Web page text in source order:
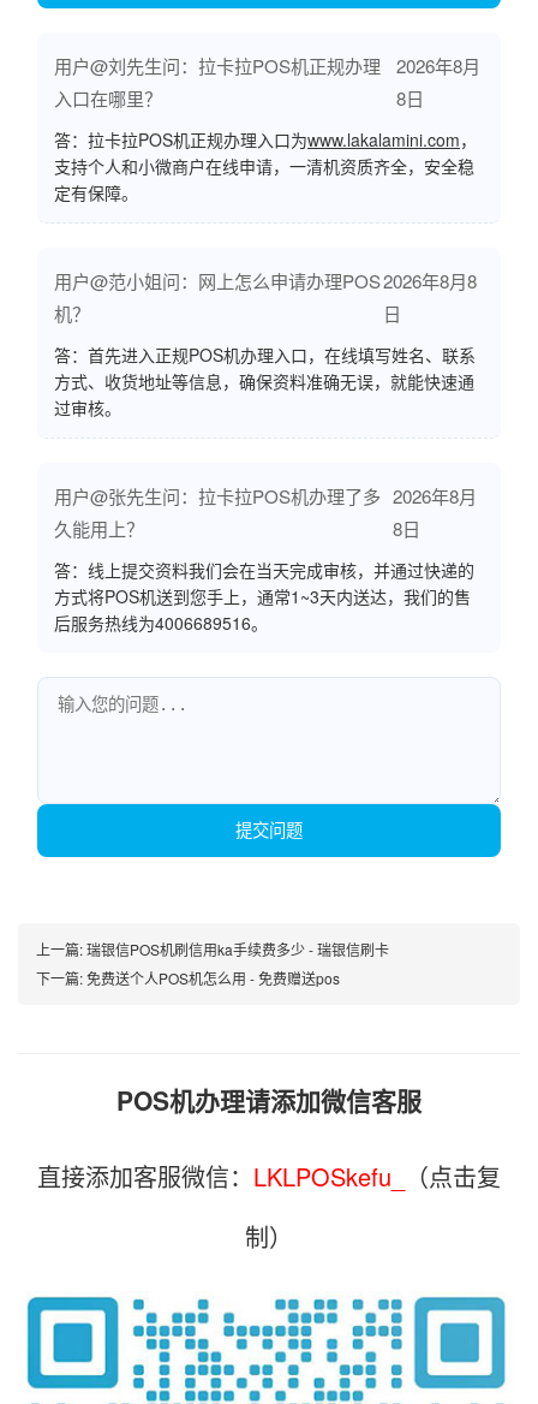
用户@刘先生问：拉卡拉POS机正规办理
入口在哪里？
2026年8月
8日
答：拉卡拉POS机正规办理入口为www.lakalamini.com，
支持个人和小微商户在线申请，一清机资质齐全，安全稳
定有保障。
用户@范小姐问：网上怎么申请办理POS
机？
2026年8月8
日
答：首先进入正规POS机办理入口，在线填写姓名、联系
方式、收货地址等信息，确保资料准确无误，就能快速通
过审核。
用户@张先生问：拉卡拉POS机办理了多
久能用上？
2026年8月
8日
答：线上提交资料我们会在当天完成审核，并通过快递的
方式将POS机送到您手上，通常1~3天内送达，我们的售
后服务热线为4006689516。
提交问题
上一篇:瑞银信POS机刷信用ka手续费多少 - 瑞银信刷卡
下一篇:免费送个人POS机怎么用 - 免费赠送pos
POS机办理请添加微信客服
直接添加客服微信： LKLPOSkefu_
（点击复
制）